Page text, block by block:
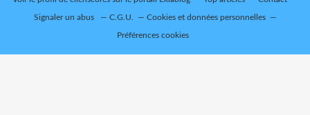
Signaler un abus C.G.U. Cookies et données personnelles
Préférences cookies